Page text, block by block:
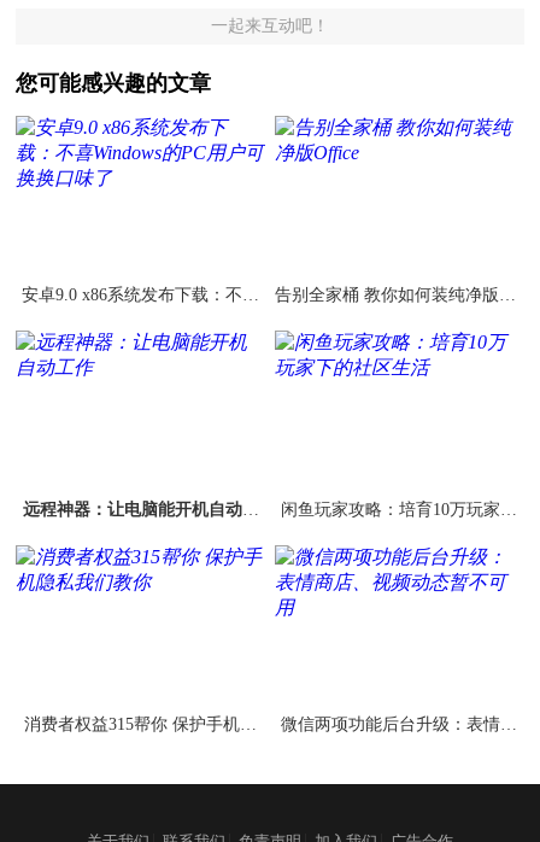
一起来互动吧！
您可能感兴趣的文章
安卓9.0 x86系统发布下载：不喜
告别全家桶 教你如何装纯净版Off
远程神器：让电脑能开机自动工
闲鱼玩家攻略：培育10万玩家下
消费者权益315帮你 保护手机隐
微信两项功能后台升级：表情商